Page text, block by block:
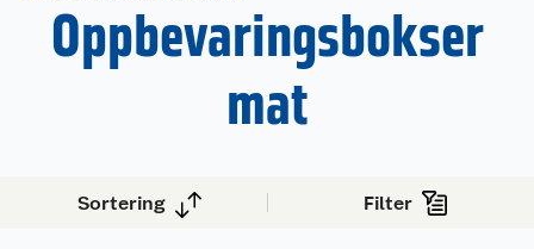
Oppbevaringsbokser
mat
Sortering Filter